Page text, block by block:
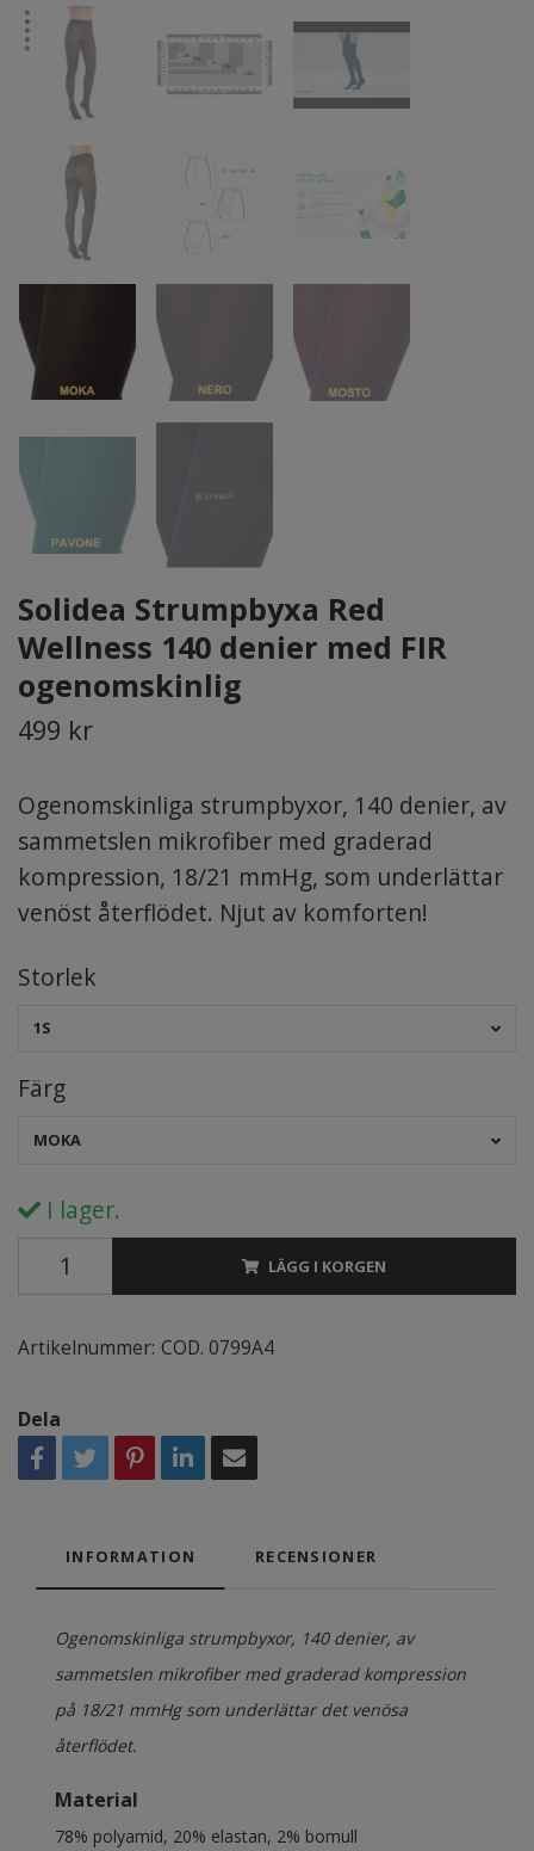
Solidea Strumpbyxa Red
Wellness 140 denier med FIR
ogenomskinlig
499 kr
Ogenomskinliga strumpbyxor, 140 denier, av
sammetslen mikrofiber med graderad
kompression, 18/21 mmHg, som underlättar
venöst återflödet. Njut av komforten!
Storlek
1S
Färg
MOKA
I lager.
LÄGG I KORGEN
Artikelnummer: COD. 0799A4
Dela
INFORMATION RECENSIONER
Ogenomskinliga strumpbyxor, 140 denier, av
sammetslen mikrofiber med graderad kompression
på 18/21 mmHg som underlättar det venösa
återflödet.
Material
78% polyamid, 20% elastan, 2% bomull